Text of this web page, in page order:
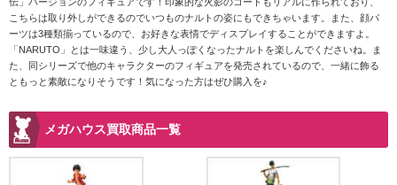
こちらは取り外しができるのでいつものナルトの姿にもできちゃいます。また、顔パ
ーツは3種類揃っているので、お好きな表情でディスプレイすることができますよ。
「NARUTO」とは一味違う、少し大人っぽくなったナルトを楽しんでくださいね。ま
た、同シリーズで他のキャラクターのフィギュアを発売されているので、一緒に飾る
ともっと素敵になりそうです！気になった方はぜひ購入を♪
メガハウス買取商品一覧